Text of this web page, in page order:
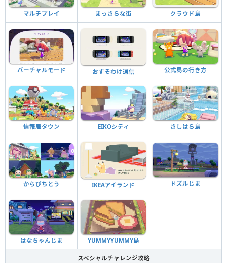
マルチプレイ まっさらな街 クラウド島
バーチャルモード おすそわけ通信 公式島の行き方
情報局タウン EIKOシティ さしはら島
からぴちとう IKEAアイランド ドズルじま
はなちゃんじま YUMMYYUMMY島
-
スペシャルチャレンジ攻略